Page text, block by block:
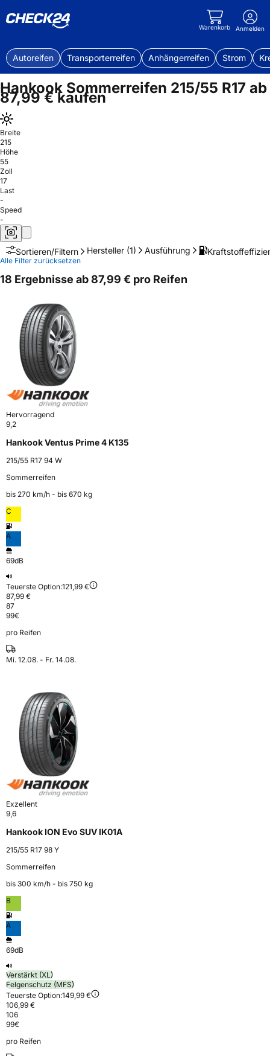
Warenkorb Anmelden
Autoreifen Transporterreifen Anhängerreifen Strom
Hankook Sommerreifen 215/55 R17 ab
87,99 € kaufen
Breite
215
Höhe
55
Zoll
17
Last
-
Speed
-
Sortieren/Filtern Hersteller (1) Ausführung
Alle Filter zurücksetzen
18 Ergebnisse ab 87,99 € pro Reifen
Hervorragend
9,2
Hankook Ventus Prime 4 K135
215/55 R17 94 W
Sommerreifen
bis 270 km⁠/⁠h - bis 670 kg
C
A
69dB
Teuerste Option:121,99 €
87,99 €
87
99€
pro Reifen
Mi. 12.08. - Fr. 14.08.
Exzellent
9,6
Hankook ION Evo SUV IK01A
215/55 R17 98 Y
Sommerreifen
bis 300 km⁠/⁠h - bis 750 kg
B
A
69dB
Verstärkt (XL)
Felgenschutz (MFS)
Teuerste Option:149,99 €
106,99 €
106
99€
pro Reifen